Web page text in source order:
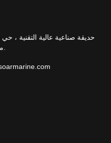
حديقة صناعية عالية التقنية ، حي